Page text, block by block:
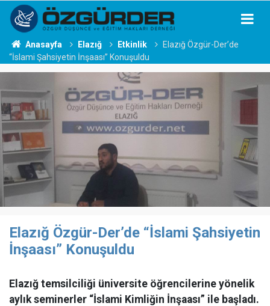
Anasayfa Elazığ Etkinlik
Elazığ Özgür-Der’de
“İslami Şahsiyetin İnşaası” Konuşuldu
Elazığ Özgür-Der’de “İslami Şahsiyetin
İnşaası” Konuşuldu
Elazığ temsilciliği üniversite öğrencilerine yönelik
aylık seminerler “İslami Kimliğin İnşaası” ile başladı.